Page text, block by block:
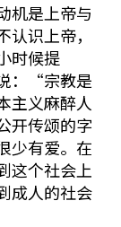
机是上帝与
识上帝，
时候提
：“宗教是
主义麻醉人
开传颂的字
少有爱。在
这个社会上
成人的社会